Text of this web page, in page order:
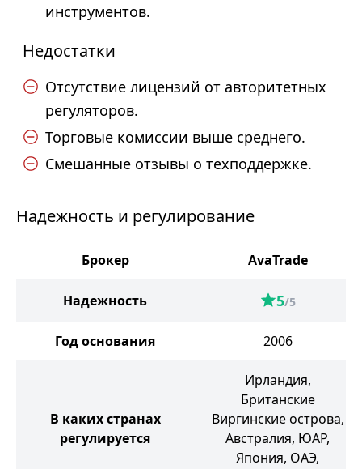
инструментов.
Недостатки
Отсутствие лицензий от авторитетных
регуляторов.
Торговые комиссии выше среднего.
Смешанные отзывы о техподдержке.
Надежность и регулирование
Брокер AvaTrade
Надежность 5/5
Год основания 2006
В каких странах
регулируется
Ирландия,
Британские
Виргинские острова,
Австралия, ЮАР,
Япония, ОАЭ,